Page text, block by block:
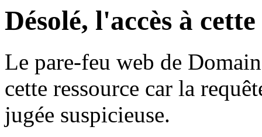
Désolé, l'accès à
Le pare-feu web de
cette ressource car la
jugée suspicieuse.